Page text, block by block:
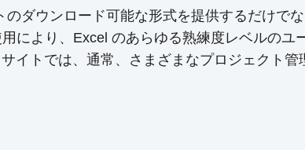
ダウンロード可能な形式を提供するだけで
により、Excel のあらゆる熟練度レベルの
イトでは、通常、さまざまなプロジェクト